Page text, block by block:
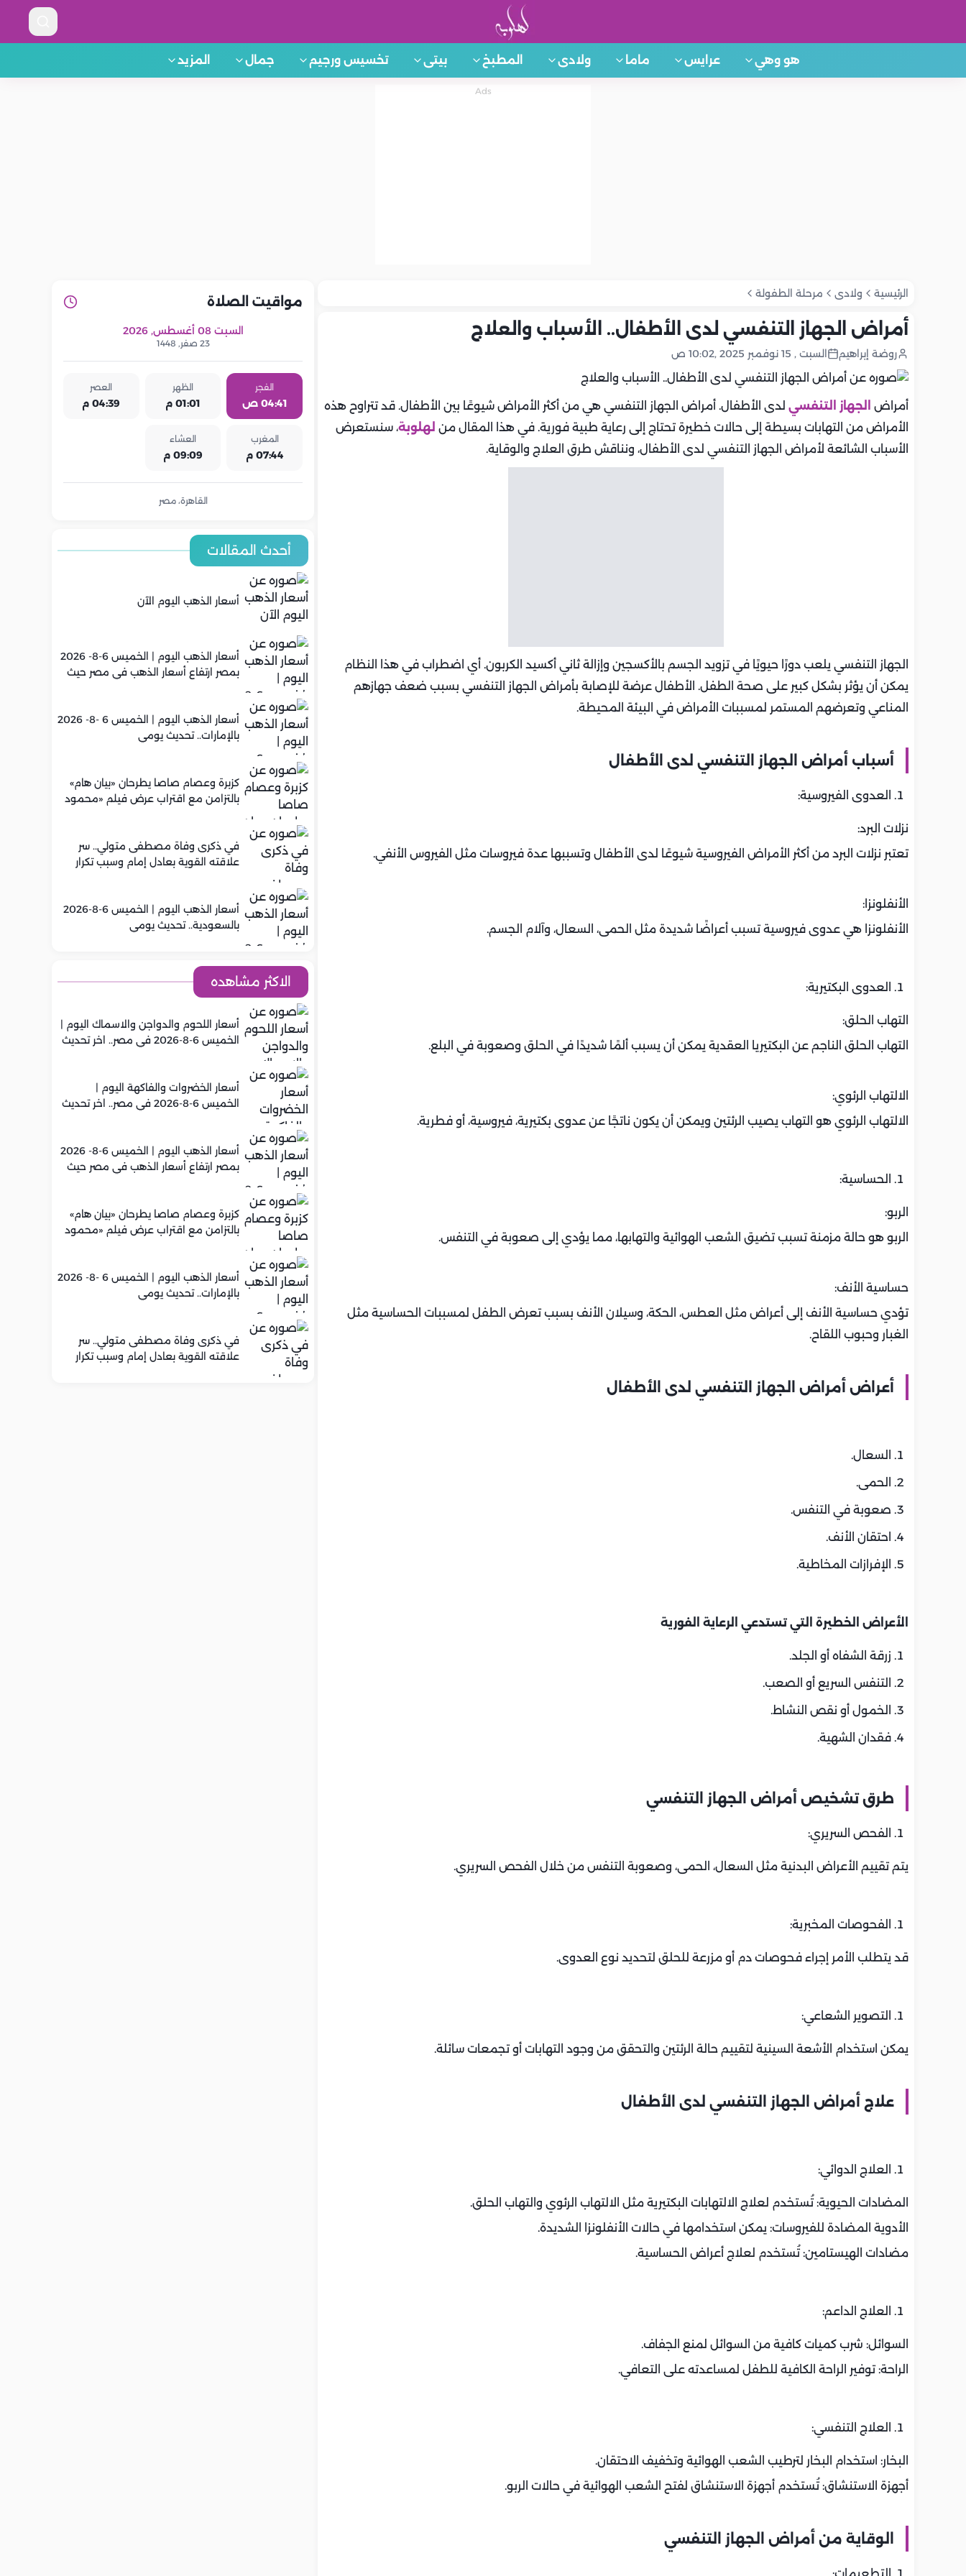
هو وهي عرايس ماما ولادى المطبخ بيتى تخسيس ورجيم جمال المزيد
الرئيسية ولادى مرحلة الطفولة
أمراض الجهاز التنفسي لدى الأطفال.. الأسباب والعلاج
روضة إبراهيم السبت , 15 نوفمبر 2025 ,10:02 ص
أمراض الجهاز التنفسي لدى الأطفال. أمراض الجهاز التنفسي هي من أكثر الأمراض شيوعًا بين الأطفال. قد تتراوح هذه
الأمراض من التهابات بسيطة إلى حالات خطيرة تحتاج إلى رعاية طبية فورية. في هذا المقال من لهلوبة، سنستعرض
الأسباب الشائعة لأمراض الجهاز التنفسي لدى الأطفال، ونناقش طرق العلاج والوقاية.
الجهاز التنفسي يلعب دورًا حيويًا في تزويد الجسم بالأكسجين وإزالة ثاني أكسيد الكربون. أي اضطراب في هذا النظام
يمكن أن يؤثر بشكل كبير على صحة الطفل. الأطفال عرضة للإصابة بأمراض الجهاز التنفسي بسبب ضعف جهازهم
المناعي وتعرضهم المستمر لمسببات الأمراض في البيئة المحيطة.
أسباب أمراض الجهاز التنفسي لدى الأطفال
العدوى الفيروسية:
نزلات البرد:
تعتبر نزلات البرد من أكثر الأمراض الفيروسية شيوعًا لدى الأطفال وتسببها عدة فيروسات مثل الفيروس الأنفي.
الأنفلونزا:
الأنفلونزا هي عدوى فيروسية تسبب أعراضًا شديدة مثل الحمى، السعال، وآلام الجسم.
العدوى البكتيرية:
التهاب الحلق:
التهاب الحلق الناجم عن البكتيريا العقدية يمكن أن يسبب ألمًا شديدًا في الحلق وصعوبة في البلع.
الالتهاب الرئوي:
الالتهاب الرئوي هو التهاب يصيب الرئتين ويمكن أن يكون ناتجًا عن عدوى بكتيرية، فيروسية، أو فطرية.
الحساسية:
الربو:
الربو هو حالة مزمنة تسبب تضيق الشعب الهوائية والتهابها، مما يؤدي إلى صعوبة في التنفس.
حساسية الأنف:
تؤدي حساسية الأنف إلى أعراض مثل العطس، الحكة، وسيلان الأنف بسبب تعرض الطفل لمسببات الحساسية مثل
الغبار وحبوب اللقاح.
أعراض أمراض الجهاز التنفسي لدى الأطفال
السعال.
الحمى.
صعوبة في التنفس.
احتقان الأنف.
الإفرازات المخاطية.
الأعراض الخطيرة التي تستدعي الرعاية الفورية
زرقة الشفاه أو الجلد.
التنفس السريع أو الصعب.
الخمول أو نقص النشاط.
فقدان الشهية.
طرق تشخيص أمراض الجهاز التنفسي
الفحص السريري:
يتم تقييم الأعراض البدنية مثل السعال، الحمى، وصعوبة التنفس من خلال الفحص السريري.
الفحوصات المخبرية:
قد يتطلب الأمر إجراء فحوصات دم أو مزرعة للحلق لتحديد نوع العدوى.
التصوير الشعاعي:
يمكن استخدام الأشعة السينية لتقييم حالة الرئتين والتحقق من وجود التهابات أو تجمعات سائلة.
علاج أمراض الجهاز التنفسي لدى الأطفال
العلاج الدوائي:
المضادات الحيوية: تُستخدم لعلاج الالتهابات البكتيرية مثل الالتهاب الرئوي والتهاب الحلق.
الأدوية المضادة للفيروسات: يمكن استخدامها في حالات الأنفلونزا الشديدة.
مضادات الهيستامين: تُستخدم لعلاج أعراض الحساسية.
العلاج الداعم:
السوائل: شرب كميات كافية من السوائل لمنع الجفاف.
الراحة: توفير الراحة الكافية للطفل لمساعدته على التعافي.
العلاج التنفسي:
البخار: استخدام البخار لترطيب الشعب الهوائية وتخفيف الاحتقان.
أجهزة الاستنشاق: تُستخدم أجهزة الاستنشاق لفتح الشعب الهوائية في حالات الربو.
الوقاية من أمراض الجهاز التنفسي
مواقيت الصلاة
السبت 08 أغسطس, 2026
23 صفر, 1448
الفجر
04:41 ص
الظهر
01:01 م
العصر
04:39 م
المغرب
07:44 م
العشاء
09:09 م
القاهرة، مصر
أحدث المقالات
أسعار الذهب اليوم الآن
أسعار الذهب اليوم | الخميس 6-8- 2026
بمصر ارتفاع أسعار الذهب في مصر حيث
أسعار الذهب اليوم | الخميس 6 -8- 2026
بالإمارات.. تحديث يومي
كزبرة وعصام صاصا يطرحان «بيان هام»
بالتزامن مع اقتراب عرض فيلم «محمود
في ذكرى وفاة مصطفى متولي.. سر
علاقته القوية بعادل إمام وسبب تكرار
أسعار الذهب اليوم | الخميس 6-8-2026
بالسعودية.. تحديث يومي
الاكثر مشاهده
أسعار اللحوم والدواجن والاسماك اليوم |
الخميس 6-8-2026 في مصر.. اخر تحديث
أسعار الخضروات والفاكهة اليوم |
الخميس 6-8-2026 في مصر.. اخر تحديث
أسعار الذهب اليوم | الخميس 6-8- 2026
بمصر ارتفاع أسعار الذهب في مصر حيث
كزبرة وعصام صاصا يطرحان «بيان هام»
بالتزامن مع اقتراب عرض فيلم «محمود
أسعار الذهب اليوم | الخميس 6 -8- 2026
بالإمارات.. تحديث يومي
في ذكرى وفاة مصطفى متولي.. سر
علاقته القوية بعادل إمام وسبب تكرار